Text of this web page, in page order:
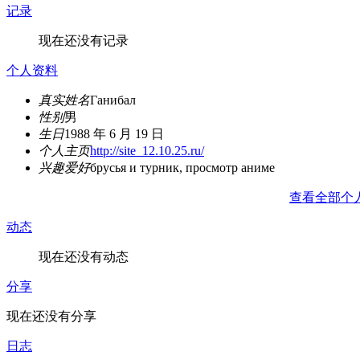
记录
现在还没有记录
个人资料
真实姓名Ганибал
性别男
生日1988 年 6 月 19 日
个人主页http://site_12.10.25.ru/
兴趣爱好брусья и турник, просмотр аниме
查看全部个
动态
现在还没有动态
分享
现在还没有分享
日志